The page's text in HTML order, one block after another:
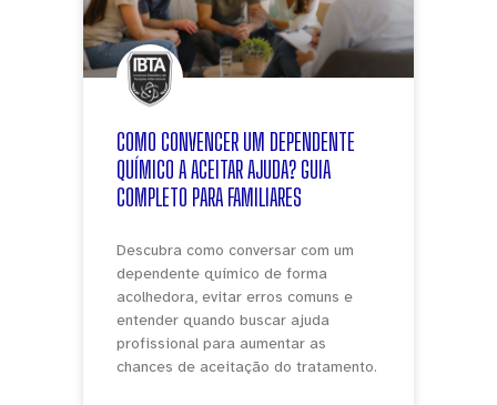
COMO CONVENCER UM DEPENDENTE
QUÍMICO A ACEITAR AJUDA? GUIA
COMPLETO PARA FAMILIARES
Descubra como conversar com um
dependente químico de forma
acolhedora, evitar erros comuns e
entender quando buscar ajuda
profissional para aumentar as
chances de aceitação do tratamento.